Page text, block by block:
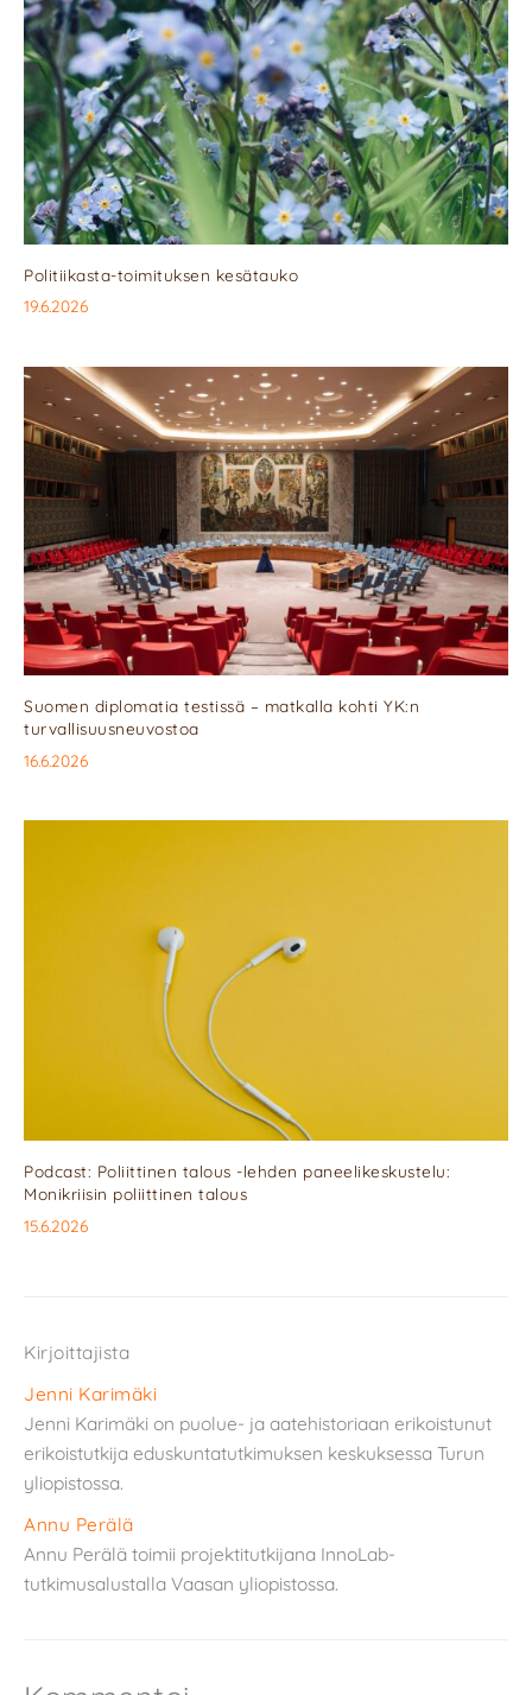
Politiikasta-toimituksen kesätauko
19.6.2026
Suomen diplomatia testissä – matkalla kohti YK:n
turvallisuusneuvostoa
16.6.2026
Podcast: Poliittinen talous -lehden paneelikeskustelu:
Monikriisin poliittinen talous
15.6.2026
Kirjoittajista
Jenni Karimäki
Jenni Karimäki on puolue- ja aatehistoriaan erikoistunut
erikoistutkija eduskuntatutkimuksen keskuksessa Turun
yliopistossa.
Annu Perälä
Annu Perälä toimii projektitutkijana InnoLab-
tutkimusalustalla Vaasan yliopistossa.